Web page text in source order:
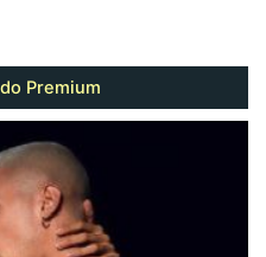
Premium